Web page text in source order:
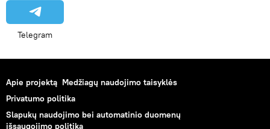
Telegram
Apie projektą Medžiagų naudojimo taisyklės
Privatumo politika
Slapukų naudojimo bei automatinio duomenų
išsaugojimo politika